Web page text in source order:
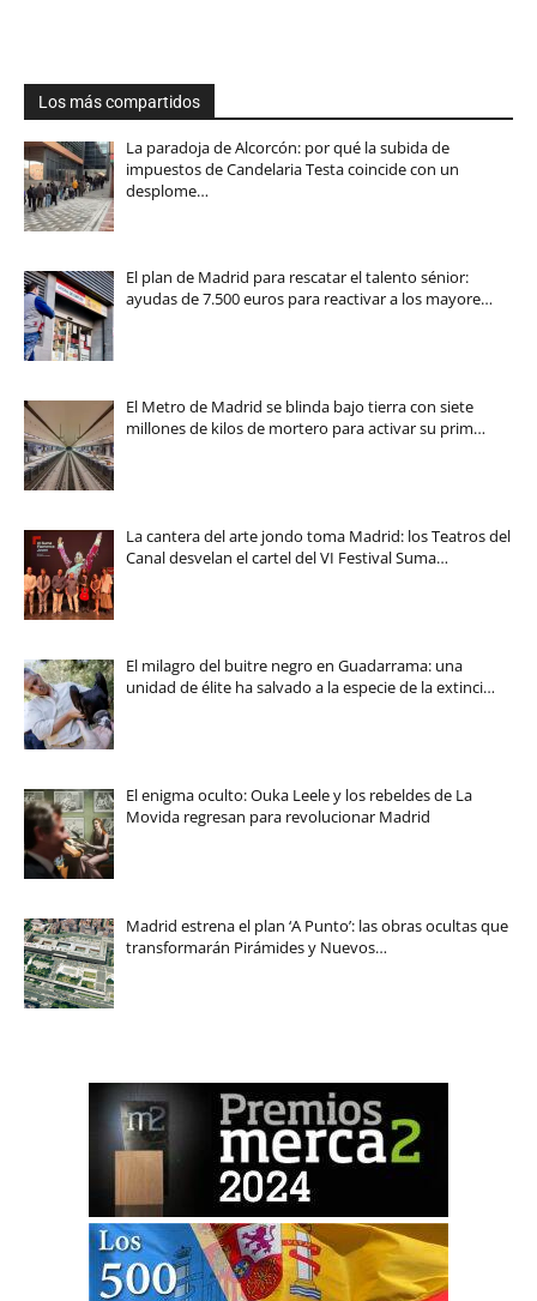
Los más compartidos
La paradoja de Alcorcón: por qué la subida de
impuestos de Candelaria Testa coincide con un
desplome…
El plan de Madrid para rescatar el talento sénior:
ayudas de 7.500 euros para reactivar a los mayore…
El Metro de Madrid se blinda bajo tierra con siete
millones de kilos de mortero para activar su prim…
La cantera del arte jondo toma Madrid: los Teatros del
Canal desvelan el cartel del VI Festival Suma…
El milagro del buitre negro en Guadarrama: una
unidad de élite ha salvado a la especie de la extinci…
El enigma oculto: Ouka Leele y los rebeldes de La
Movida regresan para revolucionar Madrid
Madrid estrena el plan ‘A Punto’: las obras ocultas que
transformarán Pirámides y Nuevos…